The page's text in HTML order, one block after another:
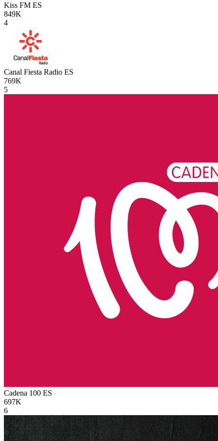
Kiss FM ES
849K
4
Canal Fiesta Radio ES
769K
5
Cadena 100 ES
697K
6